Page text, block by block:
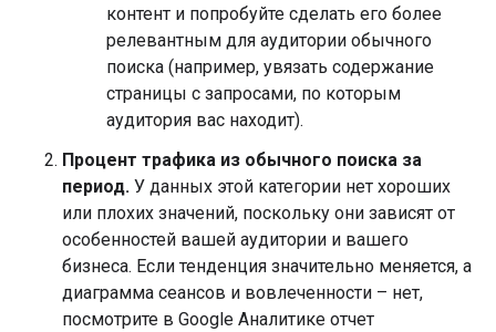
контент и попробуйте сделать его более
релевантным для аудитории обычного
поиска (например, увязать содержание
страницы с запросами, по которым
аудитория вас находит).
Процент трафика из обычного поиска за
период. У данных этой категории нет хороших
или плохих значений, поскольку они зависят от
особенностей вашей аудитории и вашего
бизнеса. Если тенденция значительно меняется, а
диаграмма сеансов и вовлеченности – нет,
посмотрите в Google Аналитике отчет